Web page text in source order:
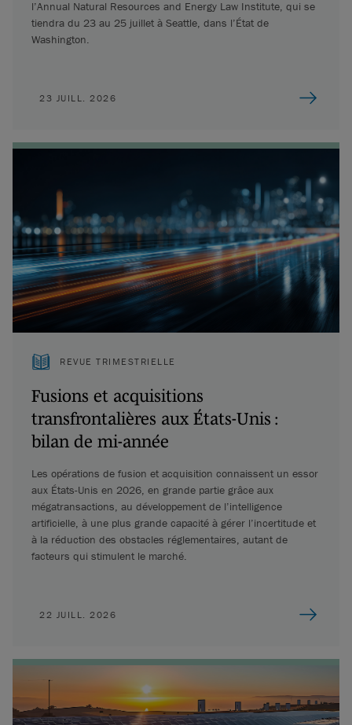
l’Annual Natural Resources and Energy Law Institute, qui se
tiendra du 23 au 25 juillet à Seattle, dans l’État de
Washington.
23 JUILL. 2026
REVUE TRIMESTRIELLE
Fusions et acquisitions
transfrontalières aux États-Unis :
bilan de mi-année
Les opérations de fusion et acquisition connaissent un essor
aux États-Unis en 2026, en grande partie grâce aux
mégatransactions, au développement de l’intelligence
artificielle, à une plus grande capacité à gérer l’incertitude et
à la réduction des obstacles réglementaires, autant de
facteurs qui stimulent le marché.
22 JUILL. 2026